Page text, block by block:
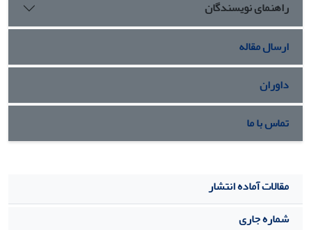
راهنمای نویسندگان
ارسال مقاله
داوران
تماس با ما
مقالات آماده انتشار
شماره جاری